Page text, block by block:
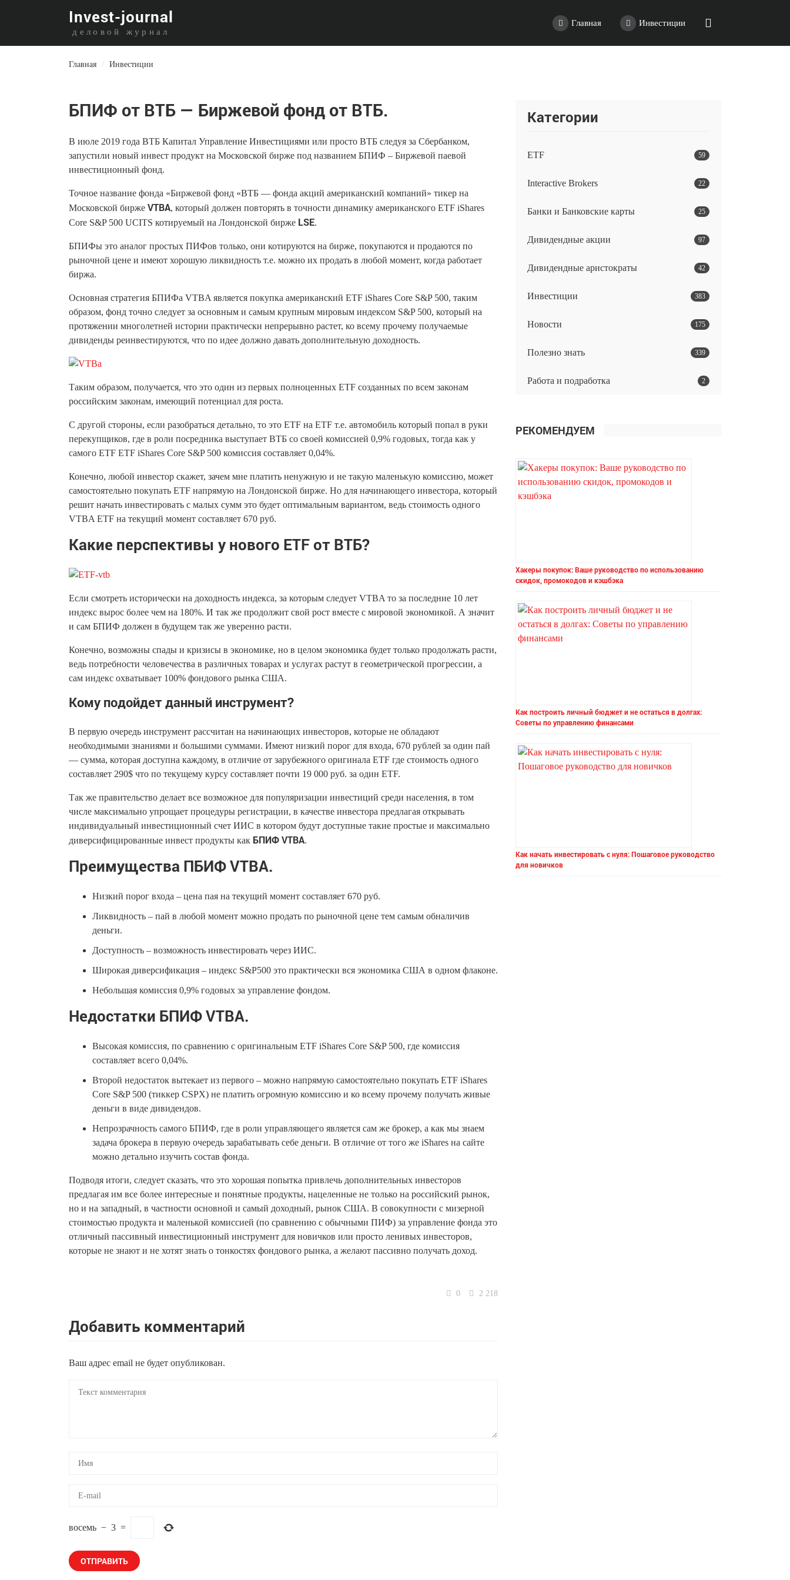
Invest-journal
деловой журнал
Главная Инвестиции
Главная / Инвестиции
БПИФ от ВТБ — Биржевой фонд от ВТБ.
В июле 2019 года ВТБ Капитал Управление Инвестициями или просто ВТБ следуя за Сбербанком,
запустили новый инвест продукт на Московской бирже под названием БПИФ – Биржевой паевой
инвестиционный фонд.
Точное название фонда «Биржевой фонд «ВТБ — фонда акций американский компаний» тикер на
Московской бирже VTBA, который должен повторять в точности динамику американского ETF iShares
Core S&P 500 UCITS котируемый на Лондонской бирже LSE.
БПИФы это аналог простых ПИФов только, они котируются на бирже, покупаются и продаются по
рыночной цене и имеют хорошую ликвидность т.е. можно их продать в любой момент, когда работает
биржа.
Основная стратегия БПИФа VTBA является покупка американский ETF iShares Core S&P 500, таким
образом, фонд точно следует за основным и самым крупным мировым индексом S&P 500, который на
протяжении многолетней истории практически непрерывно растет, ко всему прочему получаемые
дивиденды реинвестируются, что по идее должно давать дополнительную доходность.
Таким образом, получается, что это один из первых полноценных ETF созданных по всем законам
российским законам, имеющий потенциал для роста.
С другой стороны, если разобраться детально, то это ETF на ETF т.е. автомобиль который попал в руки
перекупщиков, где в роли посредника выступает ВТБ со своей комиссией 0,9% годовых, тогда как у
самого ETF ETF iShares Core S&P 500 комиссия составляет 0,04%.
Конечно, любой инвестор скажет, зачем мне платить ненужную и не такую маленькую комиссию, может
самостоятельно покупать ETF напрямую на Лондонской бирже. Но для начинающего инвестора, который
решит начать инвестировать с малых сумм это будет оптимальным вариантом, ведь стоимость одного
VTBA ETF на текущий момент составляет 670 руб.
Какие перспективы у нового ETF от ВТБ?
Если смотреть исторически на доходность индекса, за которым следует VTBA то за последние 10 лет
индекс вырос более чем на 180%. И так же продолжит свой рост вместе с мировой экономикой. А значит
и сам БПИФ должен в будущем так же уверенно расти.
Конечно, возможны спады и кризисы в экономике, но в целом экономика будет только продолжать расти,
ведь потребности человечества в различных товарах и услугах растут в геометрической прогрессии, а
сам индекс охватывает 100% фондового рынка США.
Кому подойдет данный инструмент?
В первую очередь инструмент рассчитан на начинающих инвесторов, которые не обладают
необходимыми знаниями и большими суммами. Имеют низкий порог для входа, 670 рублей за один пай
— сумма, которая доступна каждому, в отличие от зарубежного оригинала ETF где стоимость одного
составляет 290$ что по текущему курсу составляет почти 19 000 руб. за один ETF.
Так же правительство делает все возможное для популяризации инвестиций среди населения, в том
числе максимально упрощает процедуры регистрации, в качестве инвестора предлагая открывать
индивидуальный инвестиционный счет ИИС в котором будут доступные такие простые и максимально
диверсифицированные инвест продукты как БПИФ VTBA.
Преимущества ПБИФ VTBA.
Низкий порог входа – цена пая на текущий момент составляет 670 руб.
Ликвидность – пай в любой момент можно продать по рыночной цене тем самым обналичив
деньги.
Доступность – возможность инвестировать через ИИС.
Широкая диверсификация – индекс S&P500 это практически вся экономика США в одном флаконе.
Небольшая комиссия 0,9% годовых за управление фондом.
Недостатки БПИФ VTBA.
Высокая комиссия, по сравнению с оригинальным ETF iShares Core S&P 500, где комиссия
составляет всего 0,04%.
Второй недостаток вытекает из первого – можно напрямую самостоятельно покупать ETF iShares
Core S&P 500 (тиккер CSPX) не платить огромную комиссию и ко всему прочему получать живые
деньги в виде дивидендов.
Непрозрачность самого БПИФ, где в роли управляющего является сам же брокер, а как мы знаем
задача брокера в первую очередь зарабатывать себе деньги. В отличие от того же iShares на сайте
можно детально изучить состав фонда.
Подводя итоги, следует сказать, что это хорошая попытка привлечь дополнительных инвесторов
предлагая им все более интересные и понятные продукты, нацеленные не только на российский рынок,
но и на западный, в частности основной и самый доходный, рынок США. В совокупности с мизерной
стоимостью продукта и маленькой комиссией (по сравнению с обычными ПИФ) за управление фонда это
отличный пассивный инвестиционный инструмент для новичков или просто ленивых инвесторов,
которые не знают и не хотят знать о тонкостях фондового рынка, а желают пассивно получать доход.
0 2 218
Добавить комментарий
Ваш адрес email не будет опубликован.
восемь − 3 =
Категории
ETF 59
Interactive Brokers 22
Банки и Банковские карты 25
Дивидендные акции 97
Дивидендные аристократы 42
Инвестиции 383
Новости 175
Полезно знать 339
Работа и подработка 2
РЕКОМЕНДУЕМ
Хакеры покупок: Ваше руководство по использованию
скидок, промокодов и кэшбэка
Как построить личный бюджет и не остаться в долгах:
Советы по управлению финансами
Как начать инвестировать с нуля: Пошаговое руководство
для новичков